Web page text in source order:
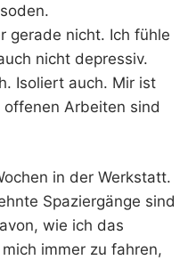
gerade nicht. Ich fühle
nicht depressiv.
Isoliert auch. Mir ist
Arbeiten sind
in der Werkstatt.
Spaziergänge sind
wie ich das
immer zu fahren,